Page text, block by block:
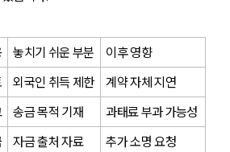
놓치기 쉬운 부분
이후 영향
외국인 취득 제한
계약 자체 지연
송금 목적 기재
과태료 부과 가능성
자금 출처 자료
추가 소명 요청